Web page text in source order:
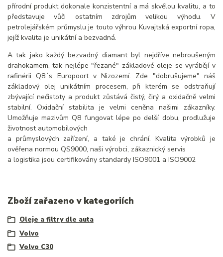
přírodní produkt dokonale konzistentní a má skvělou kvalitu, a to
představuje vůči ostatním zdrojům velikou výhodu. V
petrolejářském průmyslu je touto výhrou Kuvajtská exportní ropa,
jejíž kvalita je unikátní a bezvadná.
A tak jako každý bezvadný diamant byl nejdříve nebroušeným
drahokamem, tak nejlépe "řezané" základové oleje se vyrábějí v
rafinérii Q8´s Europoort v Nizozemí. Zde "dobrušujeme" náš
základový olej unikátním procesem, při kterém se odstraňují
zbývající nečistoty a produkt zůstává čistý, čirý a oxidačně velmi
stabilní. Oxidační stabilita je velmi ceněna našimi zákazníky.
Umožňuje mazivům Q8 fungovat lépe po delší dobu, prodlužuje
životnost automobilových
a průmyslových zařízení, a také je chrání. Kvalita výrobků je
ověřena normou QS9000, naši výrobci, zákaznický servis
a logistika jsou certifikovány standardy ISO9001 a ISO9002
Zboží zařazeno v kategoriích
Oleje a filtry dle auta
Volvo
Volvo C30